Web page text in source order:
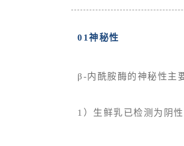
01神秘性
β-内酰胺酶的神秘性主
1）生鲜乳已检测为阴